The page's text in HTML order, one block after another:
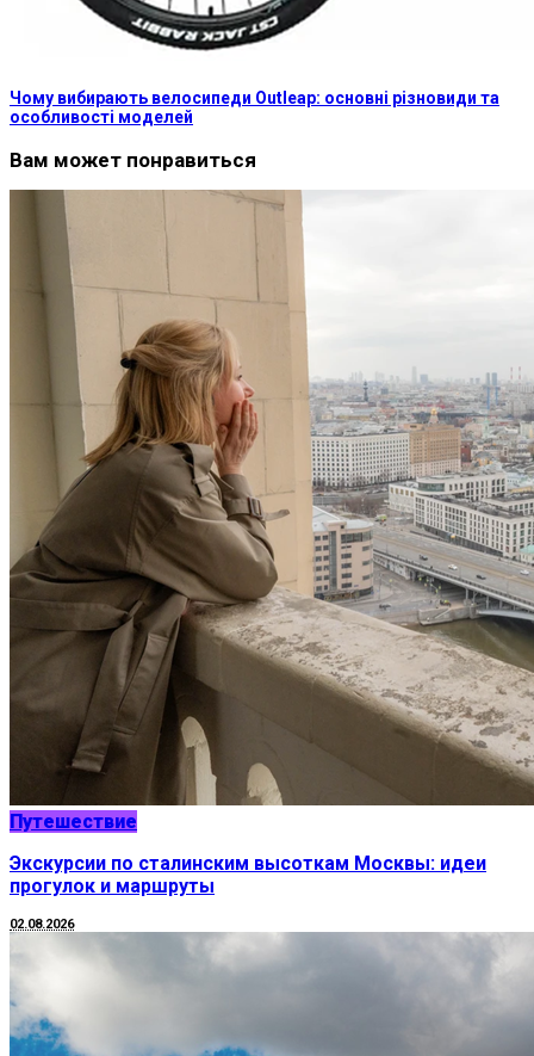
Чому вибирають велосипеди Outleap: основні різновиди та
особливості моделей
Вам может понравиться
Путешествие
Экскурсии по сталинским высоткам Москвы: идеи
прогулок и маршруты
02.08.2026